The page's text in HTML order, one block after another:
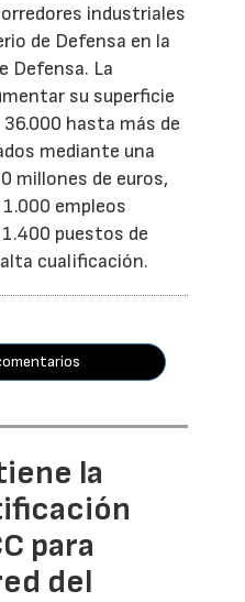
industriales
de Defensa en la
Defensa. La
su superficie
hasta más de
mediante una
millones de euros,
empleos
puestos de
cualificación.
la
para
del